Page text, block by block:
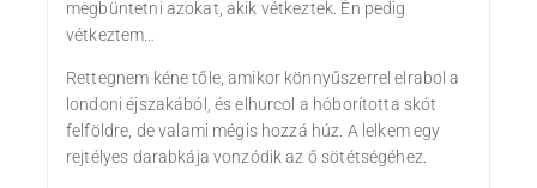
megbüntetni azokat, akik vétkeztek. Én pedig
vétkeztem…
Rettegnem kéne tőle, amikor könnyűszerrel elrabol a
londoni éjszakából, és elhurcol a hóborította skót
felföldre, de valami mégis hozzá húz. A lelkem egy
rejtélyes darabkája vonzódik az ő sötétségéhez.